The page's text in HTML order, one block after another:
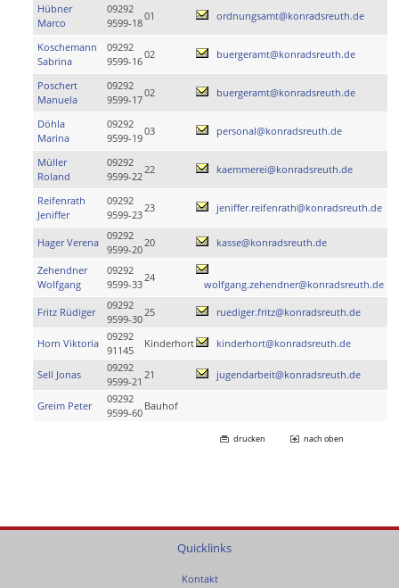
Hübner
Marco
09292
9599-18
01 ordnungsamt@konradsreuth.de
Koschemann
Sabrina
09292
9599-16
02 buergeramt@konradsreuth.de
Poschert
Manuela
09292
9599-17
02 buergeramt@konradsreuth.de
Döhla
Marina
09292
9599-19
03 personal@konradsreuth.de
Müller
Roland
09292
9599-22
22 kaemmerei@konradsreuth.de
Reifenrath
Jeniffer
09292
9599-23
23 jeniffer.reifenrath@konradsreuth.de
Hager Verena
09292
9599-20
20 kasse@konradsreuth.de
Zehendner
Wolfgang
09292
9599-33
24
wolfgang.zehendner@konradsreuth.de
Fritz Rüdiger
09292
9599-30
25 ruediger.fritz@konradsreuth.de
Horn Viktoria
09292
91145
Kinderhort kinderhort@konradsreuth.de
Sell Jonas
09292
9599-21
21 jugendarbeit@konradsreuth.de
Greim Peter
09292
9599-60
Bauhof
drucken nach oben
Quicklinks
Kontakt